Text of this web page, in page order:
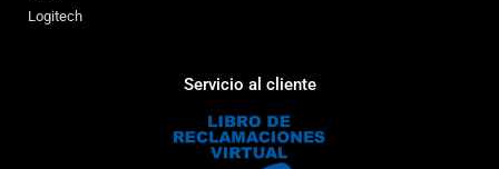
Logitech
Servicio al cliente